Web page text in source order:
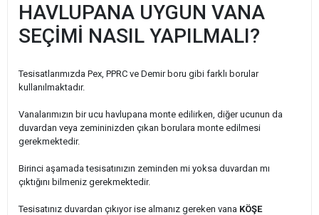
HAVLUPANA UYGUN VANA
SEÇİMİ NASIL YAPILMALI?
Tesisatlarımızda Pex, PPRC ve Demir boru gibi farklı borular
kullanılmaktadır.
Vanalarımızın bir ucu havlupana monte edilirken, diğer ucunun da
duvardan veya zemininizden çıkan borulara monte edilmesi
gerekmektedir.
Birinci aşamada tesisatınızın zeminden mi yoksa duvardan mı
çıktığını bilmeniz gerekmektedir.
Tesisatınız duvardan çıkıyor ise almanız gereken vana KÖŞE